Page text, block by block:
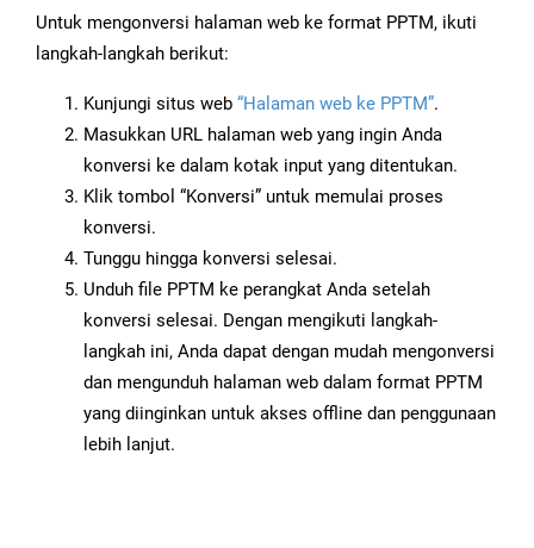
Untuk mengonversi halaman web ke format PPTM, ikuti
langkah-langkah berikut:
Kunjungi situs web “Halaman web ke PPTM”.
Masukkan URL halaman web yang ingin Anda
konversi ke dalam kotak input yang ditentukan.
Klik tombol “Konversi” untuk memulai proses
konversi.
Tunggu hingga konversi selesai.
Unduh file PPTM ke perangkat Anda setelah
konversi selesai. Dengan mengikuti langkah-
langkah ini, Anda dapat dengan mudah mengonversi
dan mengunduh halaman web dalam format PPTM
yang diinginkan untuk akses offline dan penggunaan
lebih lanjut.